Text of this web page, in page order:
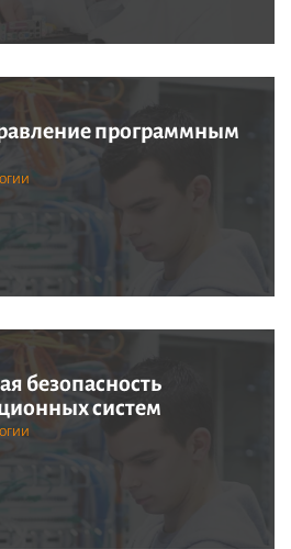
программным
безопасность
систем